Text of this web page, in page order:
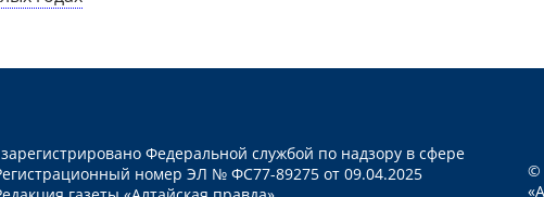
Федеральной службой по надзору в сфере
номер ЭЛ № ФС77-89275 от 09.04.2025
©